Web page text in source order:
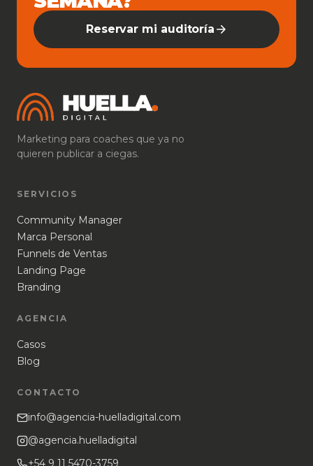
Reservar mi auditoría
Marketing para coaches que ya no
quieren publicar a ciegas.
SERVICIOS
Community Manager
Marca Personal
Funnels de Ventas
Landing Page
Branding
AGENCIA
Casos
Blog
CONTACTO
info@agencia-huelladigital.com
@agencia.huelladigital
+54 9 11 5470-3759